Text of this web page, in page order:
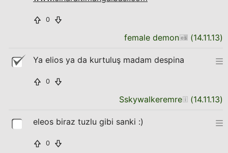
0
female demon (14.11.13)
Ya elios ya da kurtuluş madam despina
0
Sskywalkeremre (14.11.13)
eleos biraz tuzlu gibi sanki :)
0